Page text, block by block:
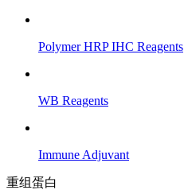
Polymer HRP IHC Reagents
WB Reagents
Immune Adjuvant
重组蛋白